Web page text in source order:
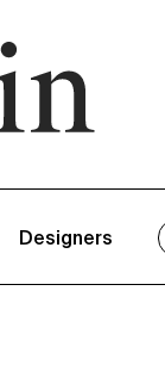
Designers